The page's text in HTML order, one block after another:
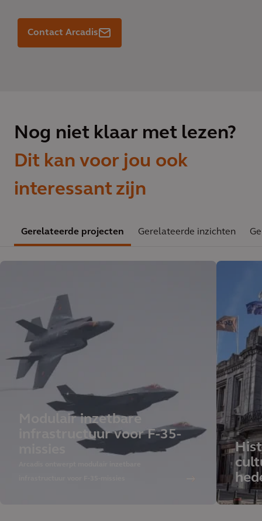
Contact Arcadis
Nog niet klaar met lezen?
Dit kan voor jou ook
interessant zijn
Gerelateerde projecten Gerelateerde inzichten
Modulair inzetbare
infrastructuur voor F-35-